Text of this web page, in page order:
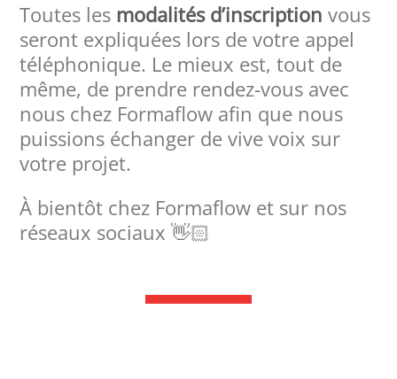
Toutes les modalités d’inscription vous
seront expliquées lors de votre appel
téléphonique. Le mieux est, tout de
même, de prendre rendez-vous avec
nous chez Formaflow afin que nous
puissions échanger de vive voix sur
votre projet.
À bientôt chez Formaflow et sur nos
réseaux sociaux 👋🏻